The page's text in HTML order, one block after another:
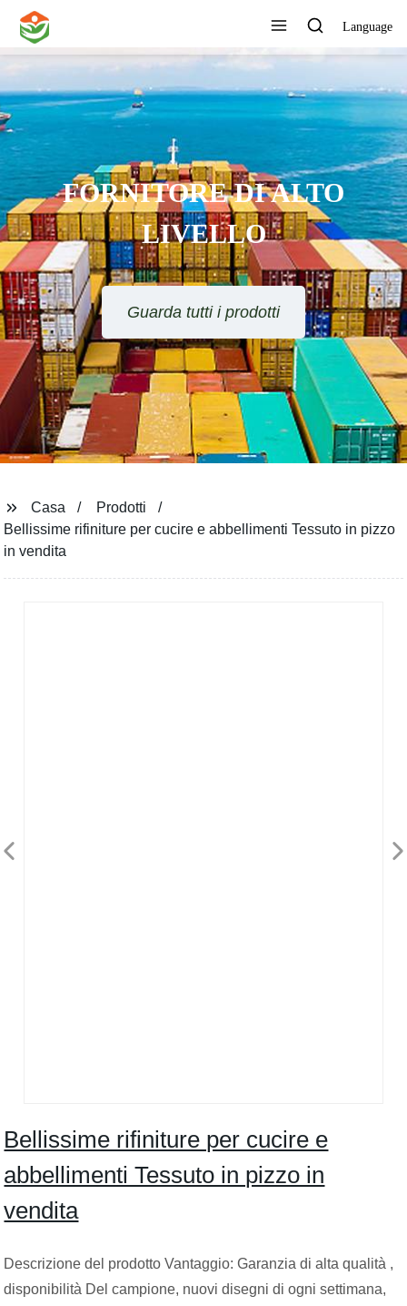
Language
FORNITORE DI ALTO
LIVELLO
Guarda tutti i prodotti
Casa
Prodotti
Bellissime rifiniture per cucire e abbellimenti Tessuto in pizzo
in vendita
Bellissime rifiniture per cucire e
abbellimenti Tessuto in pizzo in
vendita
Descrizione del prodotto Vantaggio: Garanzia di alta qualità ,
disponibilità Del campione, nuovi disegni di ogni settimana,